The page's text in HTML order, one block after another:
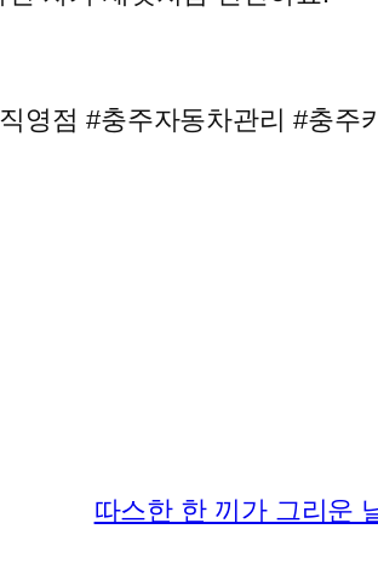
영점 #충주자동차관리 #충주
따스한 한 끼가 그리운